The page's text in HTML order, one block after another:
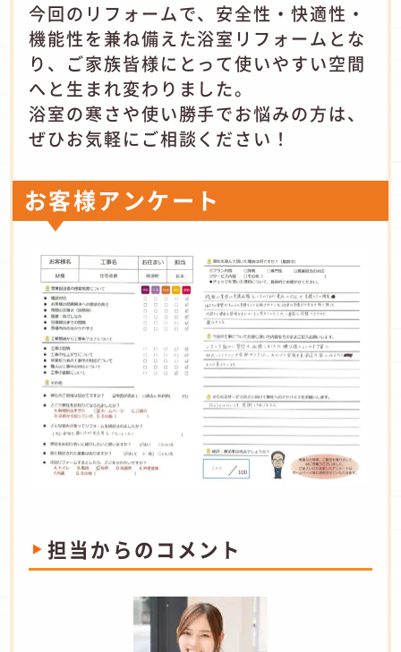
今回のリフォームで、安全性・快適性・
機能性を兼ね備えた浴室リフォームとな
り、ご家族皆様にとって使いやすい空間
へと生まれ変わりました。
浴室の寒さや使い勝手でお悩みの方は、
ぜひお気軽にご相談ください！
お客様アンケート
担当からのコメント